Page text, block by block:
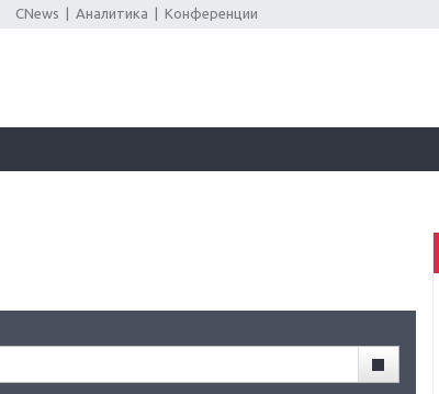
CNews Аналитика Конференции